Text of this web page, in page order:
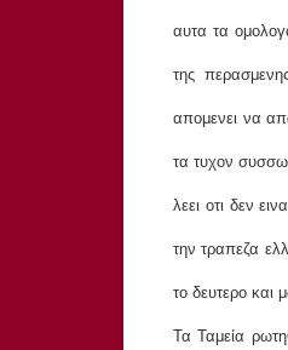
αυτα τα
της
απομενει να
τα τυχον
λεει οτι δεν
την τραπεζα
το δευτερο και
Τα Ταμεία